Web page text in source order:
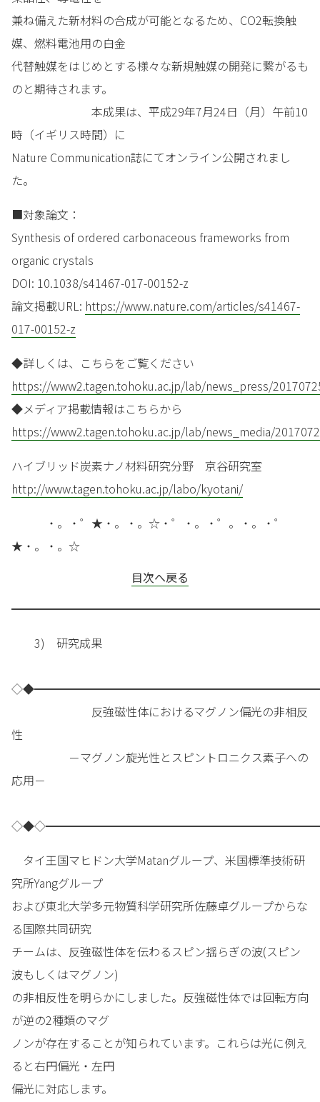
兼ね備えた新材料の合成が可能となるため、CO2転換触
媒、燃料電池用の白金
代替触媒をはじめとする様々な新規触媒の開発に繋がるも
のと期待されます。
本成果は、平成29年7月24日（月）午前10
時（イギリス時間）に
Nature Communication誌にてオンライン公開されまし
た。
■対象論文：
Synthesis of ordered carbonaceous frameworks from
organic crystals
DOI: 10.1038/s41467-017-00152-z
論文掲載URL: https://www.nature.com/articles/s41467-
017-00152-z
◆詳しくは、こちらをご覧ください
https://www2.tagen.tohoku.ac.jp/lab/news_press/
◆メディア掲載情報はこちらから
https://www2.tagen.tohoku.ac.jp/lab/news_media/
ハイブリッド炭素ナノ材料研究分野 京谷研究室
http://www.tagen.tohoku.ac.jp/labo/kyotani/
・。・゜★・。・。☆・゜・。・゜。・。・゜
★・。・。☆
目次へ戻る
3) 研究成果
反強磁性体におけるマグノン偏光の非相反
性
－マグノン旋光性とスピントロニクス素子への
応用－
タイ王国マヒドン大学Matanグループ、米国標準技術研
究所Yangグループ
および東北大学多元物質科学研究所佐藤卓グループからな
る国際共同研究
チームは、反強磁性体を伝わるスピン揺らぎの波(スピン
波もしくはマグノン)
の非相反性を明らかにしました。反強磁性体では回転方向
が逆の2種類のマグ
ノンが存在することが知られています。これらは光に例え
ると右円偏光・左円
偏光に対応します。